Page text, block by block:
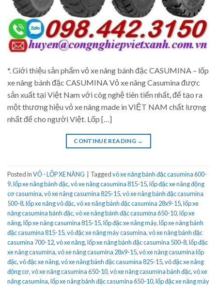
*. Giới thiệu sản phẩm vỏ xe nâng bánh đặc CASUMINA – lốp
xe nâng bánh đặc CASUMINA Vỏ xe nâng Casumina được
sản xuất tại Việt Nam với côg nghệ tiên tiến nhất, để tạo ra
một thương hiệu vỏ xe nâng made in VIỆT NAM chất lượng
nhất để cho người Việt. Lốp […]
CONTINUE READING →
Posted inVỎ - LỐP XE NÂNG Taggedvỏ xe nâng bánh đặc casumina 600-
9,lốp xe nâng bánh đặc,vỏ xe nâng casumina 815-15,lốp đặc xe nâng động
cơ casumina,vỏ xe nâng casumina 825-15,vỏ xe nâng bánh đặc casumina
500-8,lốp xe nâng vỏ đặc,vỏ xe nâng bánh đặc casumina 28x9-15,lốp xe
nâng casumina bánh đặc,vỏ xe nâng bánh đặc casumina 650-10,lốp xe
nâng,lốp xe nâng casumina 815-15,lốp đặc xe nâng máy,lốp xe nâng bánh
đặc casumina 815-15,vỏ đặc xe nâng máy casumina,vỏ xe nâng bánh đặc
casumina 700-12,vỏ xe nâng,lốp xe nâng bánh đặc casumina 500-8,lốp đặc
xe nâng casumina,vỏ xe nâng casumina 28x9-15,vỏ xe nâng casumina lốp
đặc,vỏ đặc xe nâng,vỏ xe nâng bánh đặc casumina 825-15,vỏ đặc xe nâng
động cơ,vỏ xe nâng casumina 650-10,vỏ xe nâng casumina bánh đặc,vỏ xe
nâng casumina,lốp xe nâng bánh đặc casumina 650-10,lốp đặc xe nâng máy